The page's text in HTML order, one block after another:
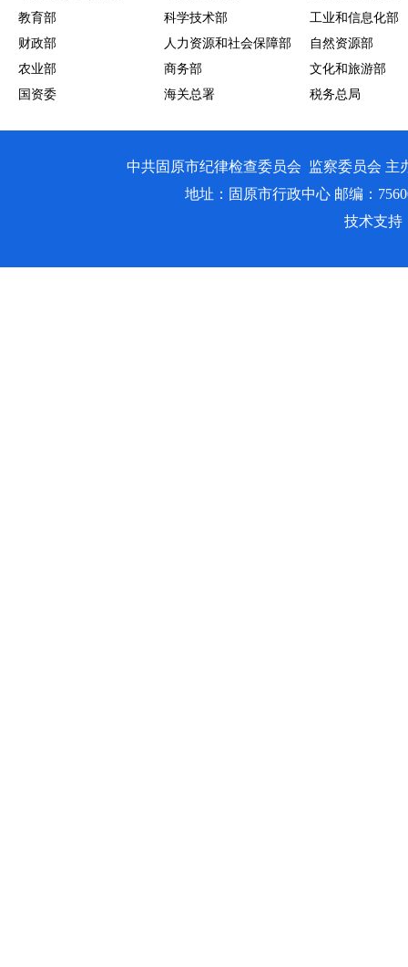
教育部
科学技术部
工业和信息化部
财政部
人力资源和社会保障部
自然资源部
农业部
商务部
文化和旅游部
国资委
海关总署 税务总局
中共固原市纪律检查委员会 监察委员会
地址：固原市行政中心 邮编：
技术支持